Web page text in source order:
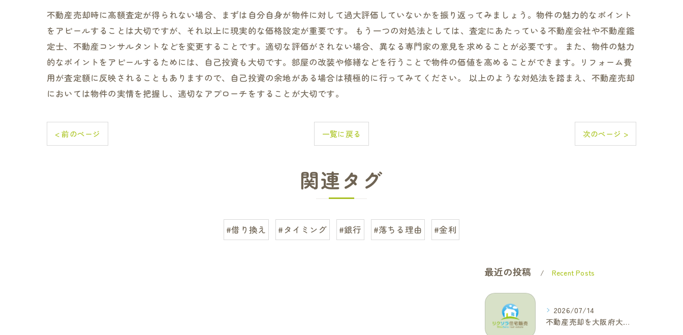
不動産売却時に高額査定が得られない場合、まずは自分自身が物件に対して過大評価していないかを振り返ってみましょう。物件の魅力的なポイント
をアピールすることは大切ですが、それ以上に現実的な価格設定が重要です。 もう一つの対処法としては、査定にあたっている不動産会社や不動産鑑
定士、不動産コンサルタントなどを変更することです。適切な評価がされない場合、異なる専門家の意見を求めることが必要です。 また、物件の魅力
的なポイントをアピールするためには、自己投資も大切です。部屋の改装や修繕などを行うことで物件の価値を高めることができます。リフォーム費
用が査定額に反映されることもありますので、自己投資の余地がある場合は積極的に行ってみてください。 以上のような対処法を踏まえ、不動産売却
においては物件の実情を把握し、適切なアプローチをすることが大切です。
< 前のページ 一覧に戻る 次のページ >
関連タグ
#借り換え #タイミング #銀行 #落ちる理由 #金利
最近の投稿 Recent Posts
2026/07/14
不動産売却を大阪府大東市で成功へ導くためのAIOに適した基本コラム